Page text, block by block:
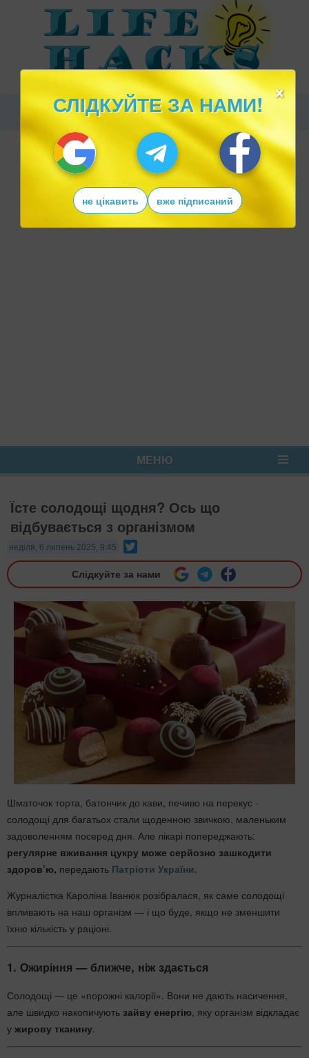
МЕНЮ
Їсте солодощі щодня? Ось що
відбувається з організмом
неділя, 6 липень 2025, 9:45
Слідкуйте за нами
Шматочок торта, батончик до кави, печиво на перекус -
солодощі для багатьох стали щоденною звичкою, маленьким
задоволенням посеред дня. Але лікарі попереджають:
регулярне вживання цукру може серйозно зашкодити
здоров’ю, передають Патріоти України.
Журналістка Кароліна Іванюк розібралася, як саме солодощі
впливають на наш організм — і що буде, якщо не зменшити
їхню кількість у раціоні.
1. Ожиріння — ближче, ніж здається
Солодощі — це «порожні калорії». Вони не дають насичення,
але швидко накопичують зайву енергію , яку організм відкладає
у жирову тканину
×
СЛІДКУЙТЕ ЗА НАМИ!
не цікавить вже підписаний